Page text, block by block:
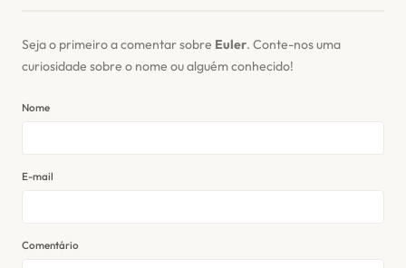
Seja o primeiro a comentar sobre Euler. Conte-nos uma
curiosidade sobre o nome ou alguém conhecido!
Nome
E-mail
Comentário